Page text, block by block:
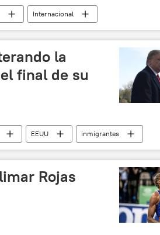
Internacional
la
final de su
EEUU
inmigrantes
El muro fronterizo entre EEUU y México
Rojas